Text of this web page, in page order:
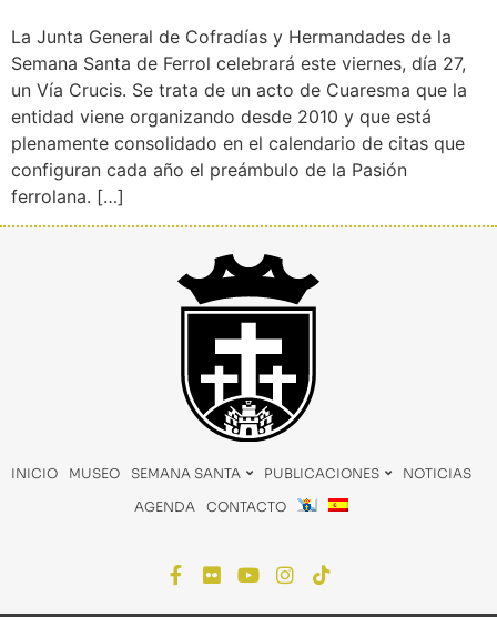
La Junta General de Cofradías y Hermandades de la
Semana Santa de Ferrol celebrará este viernes, día 27,
un Vía Crucis. Se trata de un acto de Cuaresma que la
entidad viene organizando desde 2010 y que está
plenamente consolidado en el calendario de citas que
configuran cada año el preámbulo de la Pasión
ferrolana. […]
INICIO MUSEO SEMANA SANTA PUBLICACIONES
NOTICIAS
AGENDA
CONTACTO